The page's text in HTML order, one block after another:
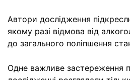
Автори дослідження
якому разі відмова від
до загального поліпшення
Одне важливе застереження